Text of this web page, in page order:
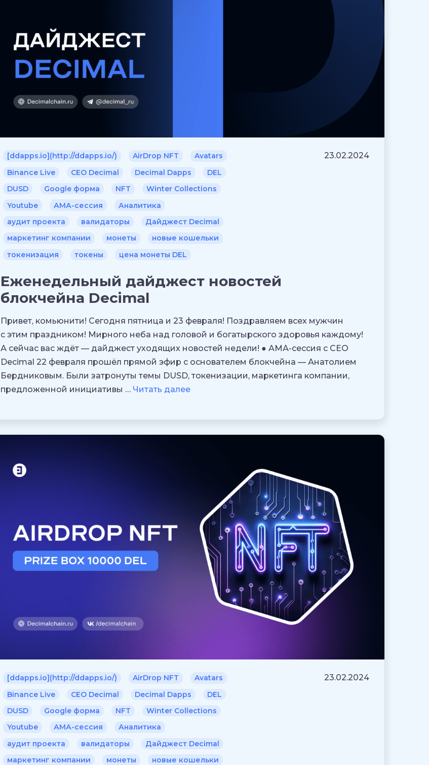
[ddapps.io](http://ddapps.io/) AirDrop NFT
Avatars
Binance Live
CEO Decimal Decimal Dapps
DEL
DUSD
Google форма NFT
Winter Collections
Youtube
АМА-сессия
Аналитика
аудит проекта
валидаторы
Дайджест Decimal
маркетинг компании
монеты
новые кошельки
токенизация
токены цена монеты DEL
23.02.2024
Еженедельный дайджест новостей
блокчейна Decimal
Привет, комьюнити! Сегодня пятница и 23 февраля! Поздравляем всех мужчин
с этим праздником! Мирного неба над головой и богатырского здоровья каждому!
А сейчас вас ждёт — дайджест уходящих новостей недели! ● АМА-сессия с CEO
Decimal 22 февраля прошёл прямой эфир с основателем блокчейна — Анатолием
Бердниковым. Были затронуты темы DUSD, токенизации, маркетинга компании,
предложенной инициативы … Читать далее
[ddapps.io](http://ddapps.io/) AirDrop NFT
Avatars
Binance Live
CEO Decimal Decimal Dapps
DEL
DUSD
Google форма NFT
Winter Collections
Youtube
АМА-сессия
Аналитика
аудит проекта
валидаторы
Дайджест Decimal
маркетинг компании
монеты
новые кошельки
23.02.2024